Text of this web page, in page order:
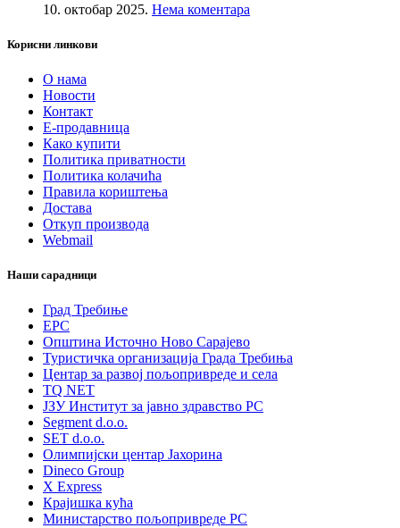
10. октобар 2025. Нема коментара
Корисни линкови
О нама
Новости
Контакт
Е-продавница
Како купити
Политика приватности
Политика колачића
Правила кориштења
Достава
Откуп производа
Webmail
Наши сарадници
Град Требиње
ЕРС
Општина Источно Ново Сарајево
Туристичка организација Града Требиња
Центар за развој пољопривреде и села
TQ NET
ЈЗУ Институт за јавно здравство РС
Segment d.o.o.
SET d.o.o.
Олимпијски центар Јахорина
Dineco Group
X Express
Крајишка кућа
Министарство пољопривреде РС